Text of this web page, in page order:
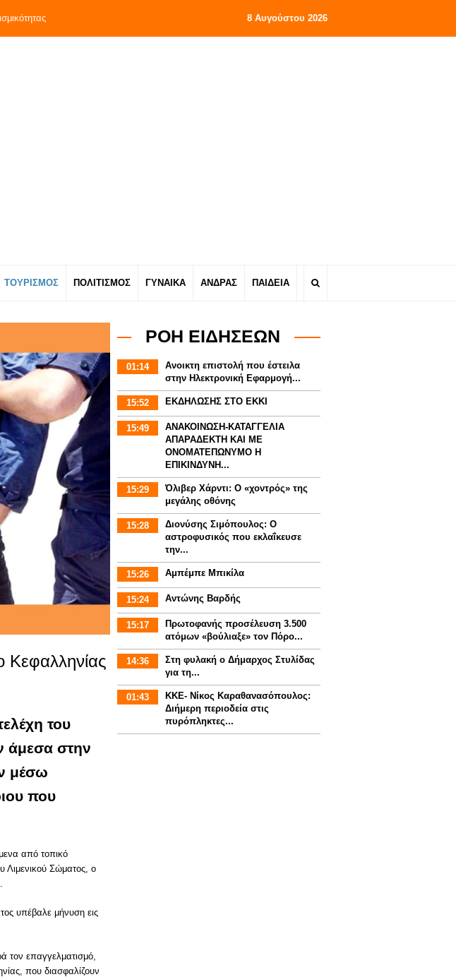
8 Αυγούστου 2026
ΤΟΥΡΙΣΜΟΣ ΠΟΛΙΤΙΣΜΟΣ ΓΥΝΑΙΚΑ ΑΝΔΡΑΣ ΠΑΙΔΕΙΑ
Κεφαλληνίας
του
άμεσα στην
μέσω
που
από τοπικό
Λιμενικού Σώματος, ο
υπέβαλε μήνυση εις
τον επαγγελματισμό,
που διασφαλίζουν
ΡΟΗ ΕΙΔΗΣΕΩΝ
01:14
Aνοικτη επιστολή που έστειλα
στην Ηλεκτρονική Εφαρμογή...
15:52 ΕΚΔΗΛΩΣΗΣ ΣΤΟ ΕΚΚΙ
15:49
ΑΝΑΚΟΙΝΩΣΗ-ΚΑΤΑΓΓΕΛΙΑ
ΑΠΑΡΑΔΕΚΤΗ ΚΑΙ ΜΕ
ΟΝΟΜΑΤΕΠΩΝΥΜΟ Η
ΕΠΙΚΙΝΔΥΝΗ...
15:29
Όλιβερ Χάρντι: Ο «χοντρός» της
μεγάλης οθόνης
15:28
Διονύσης Σιμόπουλος: Ο
αστροφυσικός που εκλαΐκευσε
την...
15:26 Αμπέμπε Μπικίλα
15:24 Αντώνης Βαρδής
15:17
Πρωτοφανής προσέλευση 3.500
ατόμων «βούλιαξε» τον Πόρο...
14:36
Στη φυλακή ο Δήμαρχος Στυλίδας
για τη...
01:43
ΚΚΕ- Νίκος Καραθανασόπουλος:
Διήμερη περιοδεία στις
πυρόπληκτες...